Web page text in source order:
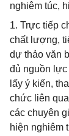
nghiêm túc,
1. Trực tiếp
chất lượng,
dự thảo văn
đủ nguồn
lấy ý kiến,
chức liên
các chuyên
hiện nghiêm